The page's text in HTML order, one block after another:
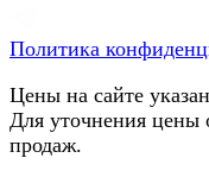
Политика
Цены на сайте
Для уточнения цены
продаж.